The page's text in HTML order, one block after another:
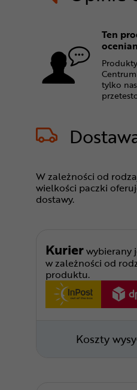
Ten
tylko
W zależności od
wielkości paczki
dostawy.
Kurierwybierany
w zależności od
produktu.
Koszty